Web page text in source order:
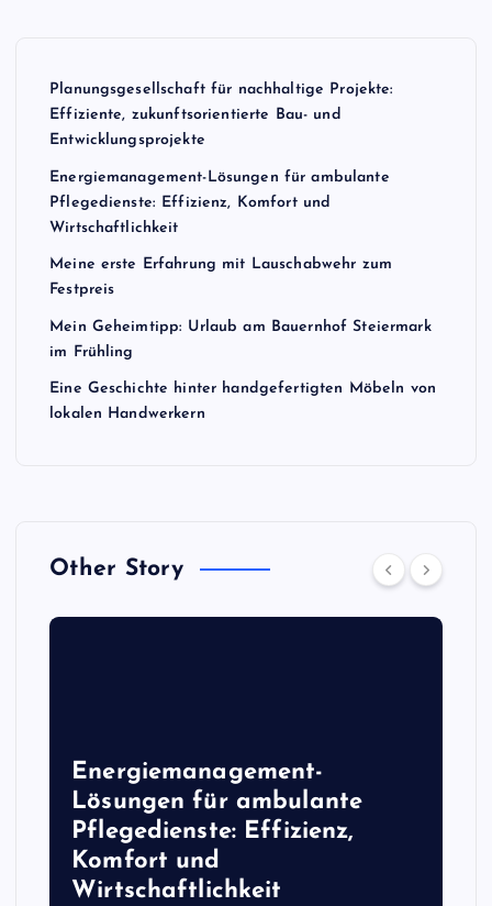
Planungsgesellschaft für nachhaltige Projekte:
Effiziente, zukunftsorientierte Bau- und
Entwicklungsprojekte
Energiemanagement-Lösungen für ambulante
Pflegedienste: Effizienz, Komfort und
Wirtschaftlichkeit
Meine erste Erfahrung mit Lauschabwehr zum
Festpreis
Mein Geheimtipp: Urlaub am Bauernhof Steiermark
im Frühling
Eine Geschichte hinter handgefertigten Möbeln von
lokalen Handwerkern
Other Story
Energiemanagement-
Lösungen für ambulante
Pflegedienste: Effizienz,
Komfort und
Wirtschaftlichkeit